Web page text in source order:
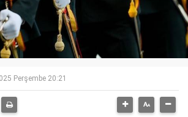
Perşembe 20:21